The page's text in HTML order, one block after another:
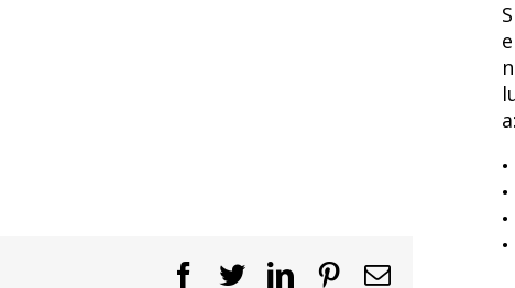
Facebook
TwitterLinkedIn
PinterestCorreo
a: